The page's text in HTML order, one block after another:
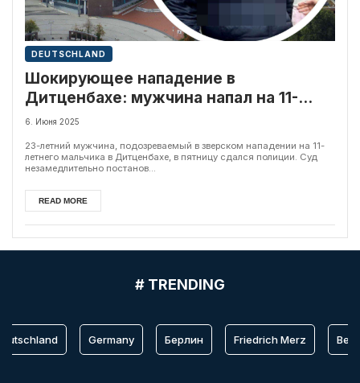
DEUTSCHLAND
Шокирующее нападение в
Дитценбахе: мужчина напал на 11-
летнего мальчика и сдался полиции
6. Июня 2025
23-летний мужчина, подозреваемый в зверском нападении на 11-
летнего мальчика в Дитценбахе, в пятницу сдался полиции. Суд
незамедлительно постанов...
READ MORE
# TRENDING
Germany Берлин Friedrich Merz Berlin